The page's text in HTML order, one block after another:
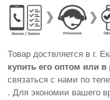
Товар доствляется в г.
купить его оптом или в
связаться с нами по
. Для экономии вашего